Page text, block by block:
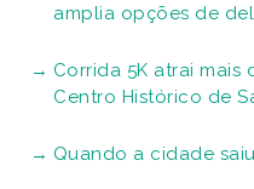
amplia opções de
Corrida 5K atrai mais
Centro Histórico de
Quando a cidade